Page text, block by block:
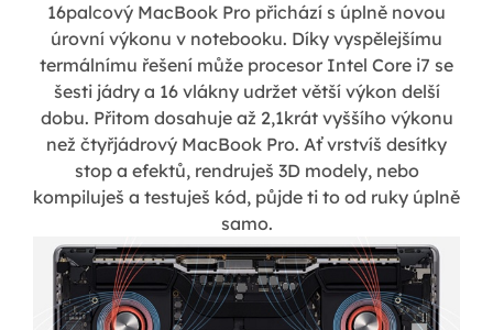
16palcový MacBook Pro přichází s úplně novou
úrovní výkonu v notebooku. Díky vyspělejšímu
termálnímu řešení může procesor Intel Core i7 se
šesti jádry a 16 vlákny udržet větší výkon delší
dobu. Přitom dosahuje až 2,1krát vyššího výkonu
než čtyřjádrový MacBook Pro. Ať vrstvíš desítky
stop a efektů, rendruješ 3D modely, nebo
kompiluješ a testuješ kód, půjde ti to od ruky úplně
samo.